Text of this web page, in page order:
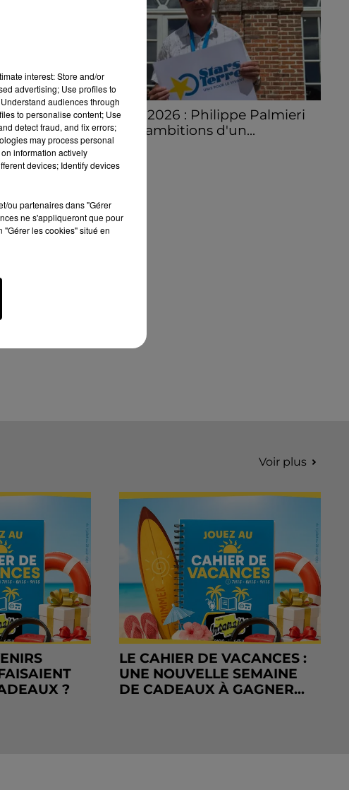
Stars'Terre 2026 : Philippe Palmieri
dévoile les ambitions d'un...
À quelques semaines de la première
édition de Stars'Terre, organisée du 18 au 20
Voir plus
?
LE CAHIER DE VACANCES :
UNE NOUVELLE SEMAINE
DE CADEAUX À GAGNER...
interest: Store and/or
advertising; Use profiles to
audiences through
to personalise content; Use
detect fraud, and fix errors;
may process personal
information actively
devices; Identify devices
ou partenaires dans "Gérer
ne s'appliqueront que pour
"Gérer les cookies" situé en